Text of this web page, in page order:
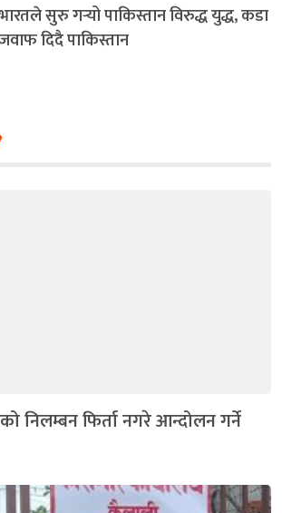
सुरु गर्‍यो पाकिस्तान विरुद्ध युद्ध, कडा
दिदै पाकिस्तान
निलम्बन फिर्ता नगरे आन्दोलन गर्ने